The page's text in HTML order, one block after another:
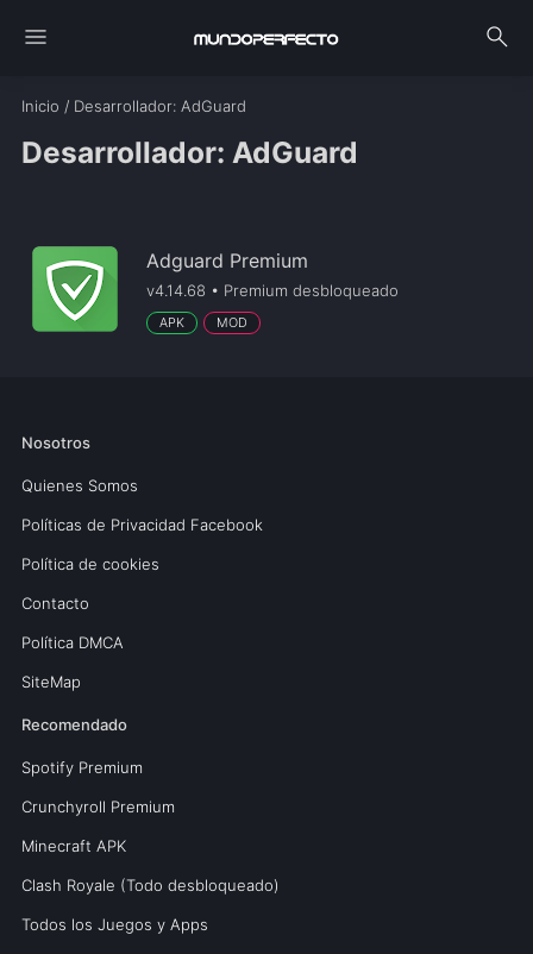
menu search
Inicio / Desarrollador: AdGuard
Desarrollador: AdGuard
Adguard Premium
v4.14.68 • Premium desbloqueado
APK MOD
Nosotros
Quienes Somos
Políticas de Privacidad Facebook
Política de cookies
Contacto
Política DMCA
SiteMap
Recomendado
Spotify Premium
Crunchyroll Premium
Minecraft APK
Clash Royale (Todo desbloqueado)
Todos los Juegos y Apps